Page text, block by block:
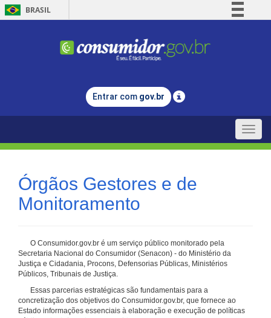
BRASIL
Comunica BR
Legislação
Entrar com gov.br
Toggle
Órgãos Gestores e de
Monitoramento
O Consumidor.gov.br é um serviço público monitorado pela
Secretaria Nacional do Consumidor (Senacon) - do Ministério da
Justiça e Cidadania, Procons, Defensorias Públicas, Ministérios
Públicos, Tribunais de Justiça.
Essas parcerias estratégicas são fundamentais para a
concretização dos objetivos do Consumidor.gov.br, que fornece ao
Estado informações essenciais à elaboração e execução de políticas